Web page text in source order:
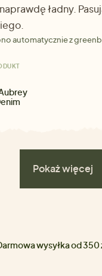
ładny.
automatycznie z
Pokaż więcej
wysyłka od 350